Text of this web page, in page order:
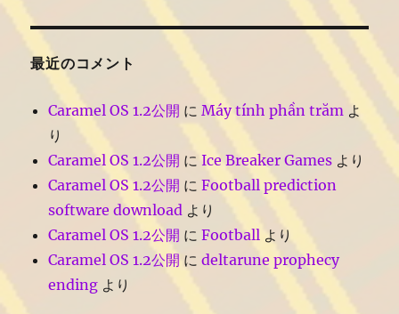
最近のコメント
Caramel OS 1.2公開 にMáy tính phần trăm よ
り
Caramel OS 1.2公開 にIce Breaker Games より
Caramel OS 1.2公開 にFootball prediction
software download より
Caramel OS 1.2公開 にFootball より
Caramel OS 1.2公開 にdeltarune prophecy
ending より